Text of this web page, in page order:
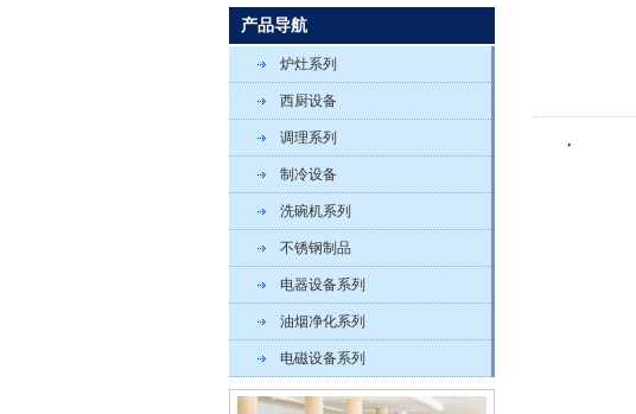
产品导航
炉灶系列
西厨设备
调理系列
制冷设备
洗碗机系列
不锈钢制品
电器设备系列
油烟净化系列
电磁设备系列